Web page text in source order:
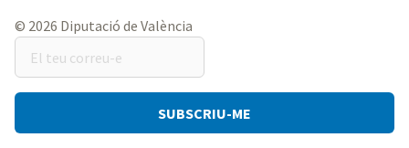
© 2026 Diputació de València
teu
correu-